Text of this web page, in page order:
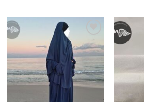
à la liste
d’envies